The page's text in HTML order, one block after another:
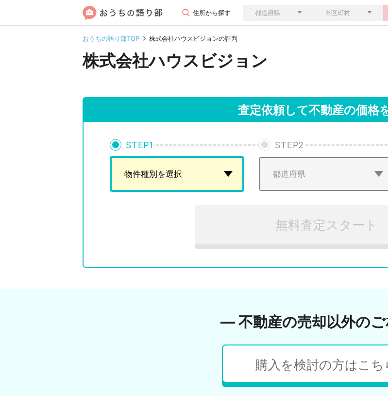
住所から探す
おうちの語り部TOP 株式会社ハウスビジョンの評判
株式会社ハウスビジョン
査定依頼して不動産の価格
STEP1 STEP2
無料査定スタート
― 不動産の売却以外の
購入を検討の方はこち